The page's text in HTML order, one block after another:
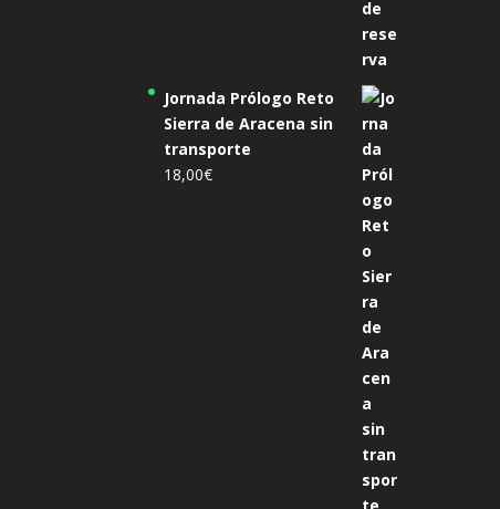
Jornada Prólogo Reto
Sierra de Aracena sin
transporte
18,00€